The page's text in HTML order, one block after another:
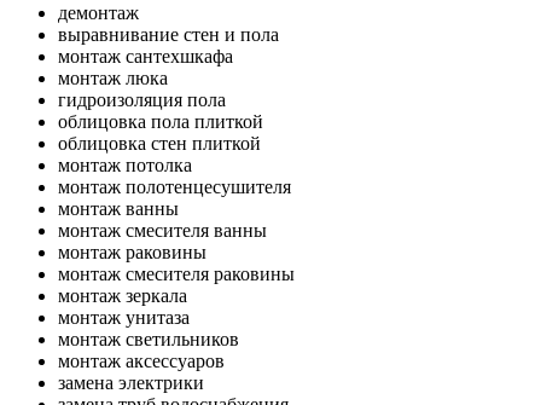
демонтаж
выравнивание стен и пола
монтаж сантехшкафа
монтаж люка
гидроизоляция пола
облицовка пола плиткой
облицовка стен плиткой
монтаж потолка
монтаж полотенцесушителя
монтаж ванны
монтаж смесителя ванны
монтаж раковины
монтаж смесителя раковины
монтаж зеркала
монтаж унитаза
монтаж светильников
монтаж аксессуаров
замена электрики